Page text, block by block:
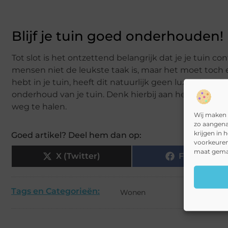
Wij maken
zo
krijgen in
maat
Blijf je tuin goed onderhouden!
Tot slot is het ontzettend belangrijk dat je je tuin
mensen niet de leukste taak is, maar het moet
hebt in je tuin, heeft dit natuurlijk geen luxe
onderhoud van je tuin. Denk hierbij aan het
weg te halen.
Goed artikel? Deel hem dan op:
X (Twitter) Facebook
Tags en Categorieën: Wonen